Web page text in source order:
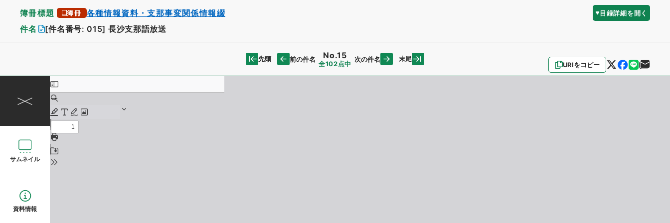
簿冊標題 簿冊 各種情報資料・支那事変関係情報綴 目録詳細を開く
件名 [件名番号: 015] 長沙支那語放送
URIをコピー
先頭 前の件名 No.15
全102点中
次の件名 末尾
サムネイル
資料情報